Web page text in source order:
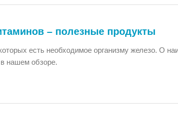
– полезные продукты
есть необходимое организму железо. О
нашем обзоре.